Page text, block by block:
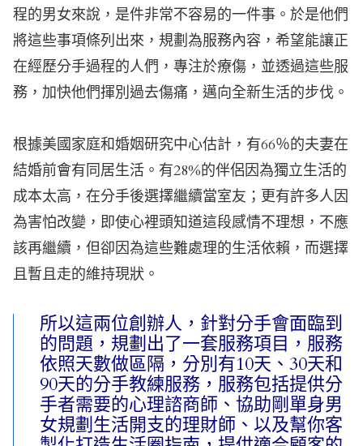
程的男女來說，是件非常不容易的一件事。於是他們
將這些事項條列出來，規劃為服務內容，希望能讓正
在經歷分手過程的人們，專注於療傷，並透過這些服
務，加快他們揮別過去傷痛，邁向全新生活的步伐。
根據美國家庭和婚姻研究中心估計，有66％的夫妻在
結婚前會有同居生活。有28%的伴侶因為獨立生活的
成本太高，在分手後選擇繼續當室友；更有許多人因
為害怕改變，即使心裡頭知道這段感情不理想，不應
該再繼續，但卻因為這些難處理的生活依賴，而選擇
且暫且走的維持現狀。
所以這兩位創辦人，針對分手會面臨到
的問題，規劃出了一套服務項目，服務
依照天數做區隔，分別有10天、30天和
90天的分手教練服務，服務包括提供分
手者需要的心理諮商師、協助剛單身男
女規劃生活開支的理財師、以及幫你客